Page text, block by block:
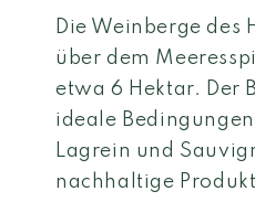
Die Weinberge
über dem
etwa 6 Hektar. Der
ideale
Lagrein und
nachhaltige